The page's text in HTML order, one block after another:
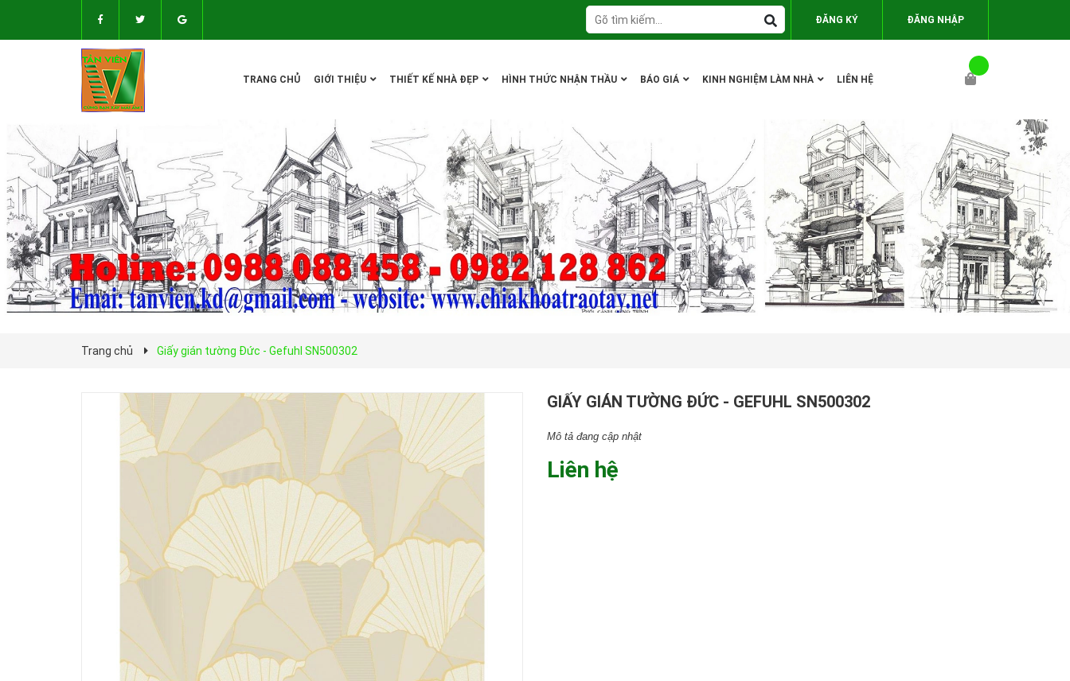
ĐĂNG KÝ ĐĂNG NHẬP
TRANG CHỦ GIỚI THIỆU THIẾT KẾ NHÀ ĐẸP HÌNH THỨC NHẬN THẦU BÁO GIÁ KINH NGHIỆM LÀM NHÀ LIÊN HỆ
Trang chủ Giấy gián tường Đức - Gefuhl SN500302
GIẤY GIÁN TƯỜNG ĐỨC - GEFUHL SN500302
Mô tả đang cập nhật
Liên hệ